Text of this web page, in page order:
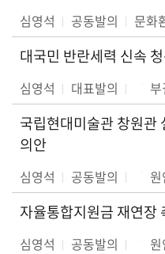
심영석 공동발의 문화
대국민 반란세력 신속
심영석 대표발의 부
국립현대미술관 창원관
의안
심영석 공동발의
자율통합지원금 재연장
심영석 공동발의